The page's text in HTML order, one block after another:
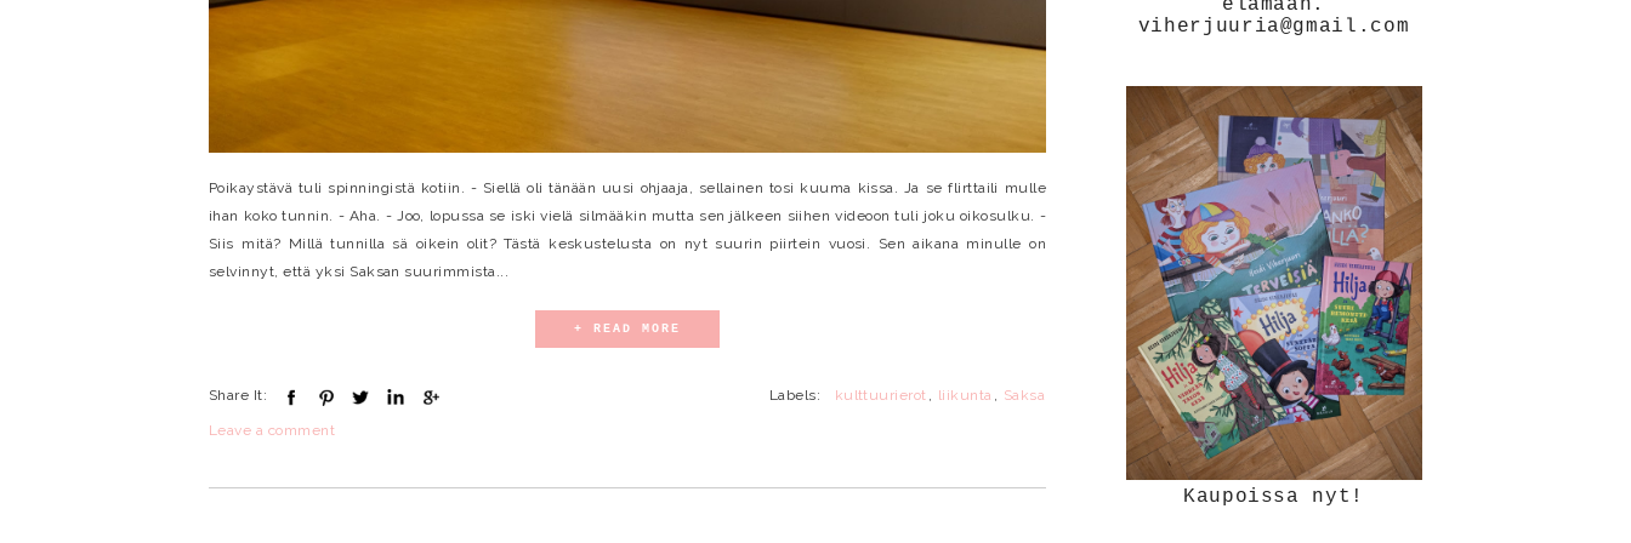
Poikaystävä tuli spinningistä kotiin. - Siellä oli tänään uusi ohjaaja, sellainen tosi kuuma kissa. Ja se flirttaili mulle
ihan koko tunnin. - Aha. - Joo, lopussa se iski vielä silmääkin mutta sen jälkeen siihen videoon tuli joku oikosulku. -
Siis mitä? Millä tunnilla sä oikein olit? Tästä keskustelusta on nyt suurin piirtein vuosi. Sen aikana minulle on
selvinnyt, että yksi Saksan suurimmista...
+ READ MORE
Share It:
Leave a comment
Labels: kulttuurierot , liikunta , Saksa
elämään.
viherjuuria@gmail.com
Kaupoissa nyt!